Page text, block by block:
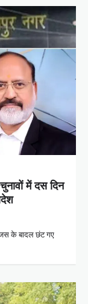
में दस दिन
के बादल छंट गए